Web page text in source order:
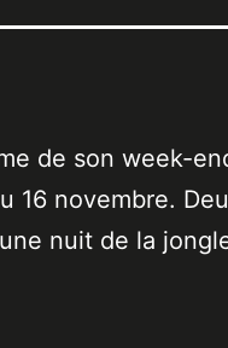
de son week-
16 novembre.
nuit de la